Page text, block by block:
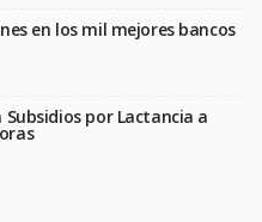
en los mil mejores bancos
Subsidios por Lactancia a